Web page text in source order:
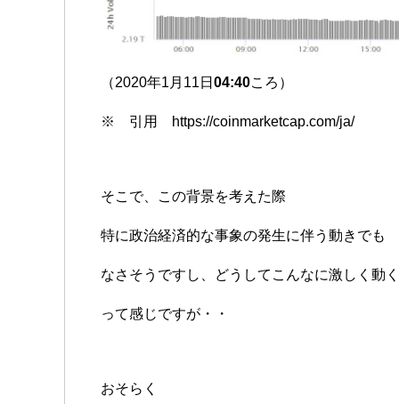
（2020年1月11日 04:40ころ）
※ 引用 https://coinmarketcap.com/ja/
そこで、この背景を考えた際
特に政治経済的な事象の発生に伴う動きでも
なさそうですし、どうしてこんなに激しく動
って感じですが・・
おそらく